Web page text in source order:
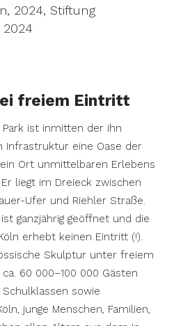
2024, Stiftung
2024
freiem Eintritt
ist inmitten der ihn
Infrastruktur eine Oase der
Ort unmittelbaren Erlebens
liegt im Dreieck zwischen
Ufer und Riehler Straße.
ganzjährig geöffnet und die
erhebt keinen Eintritt (!).
Skulptur unter freiem
60 000–100 000 Gästen
sowie
junge Menschen, Familien,